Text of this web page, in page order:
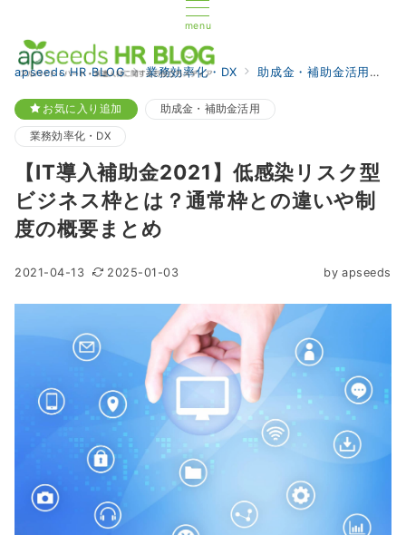
menu
apseeds HR BLOG 業務効率化・DX 助成金・補助金活用
お気に入り追加 助成金・補助金活用
業務効率化・DX
【IT導入補助金2021】低感染リスク型
ビジネス枠とは？通常枠との違いや制
度の概要まとめ
2021-04-13 2025-01-03 by apseeds